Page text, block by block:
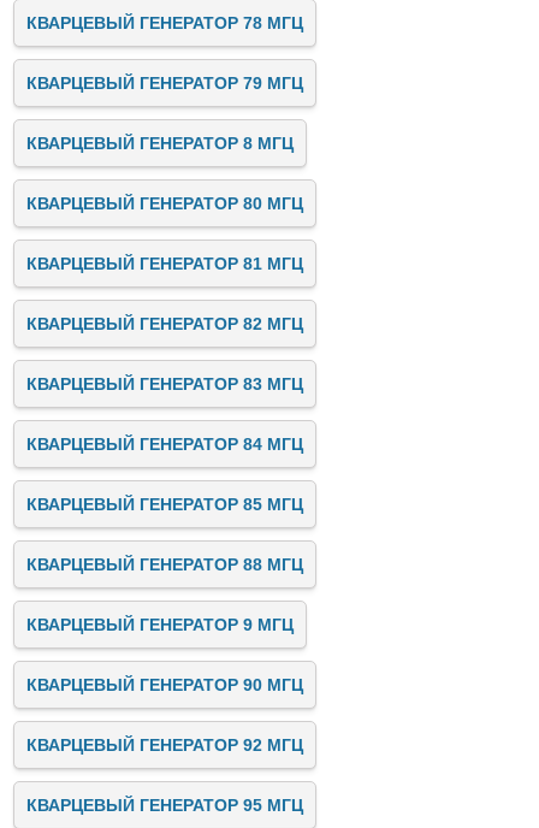
КВАРЦЕВЫЙ ГЕНЕРАТОР 78 МГЦ
КВАРЦЕВЫЙ ГЕНЕРАТОР 79 МГЦ
КВАРЦЕВЫЙ ГЕНЕРАТОР 8 МГЦ
КВАРЦЕВЫЙ ГЕНЕРАТОР 80 МГЦ
КВАРЦЕВЫЙ ГЕНЕРАТОР 81 МГЦ
КВАРЦЕВЫЙ ГЕНЕРАТОР 82 МГЦ
КВАРЦЕВЫЙ ГЕНЕРАТОР 83 МГЦ
КВАРЦЕВЫЙ ГЕНЕРАТОР 84 МГЦ
КВАРЦЕВЫЙ ГЕНЕРАТОР 85 МГЦ
КВАРЦЕВЫЙ ГЕНЕРАТОР 88 МГЦ
КВАРЦЕВЫЙ ГЕНЕРАТОР 9 МГЦ
КВАРЦЕВЫЙ ГЕНЕРАТОР 90 МГЦ
КВАРЦЕВЫЙ ГЕНЕРАТОР 92 МГЦ
КВАРЦЕВЫЙ ГЕНЕРАТОР 95 МГЦ